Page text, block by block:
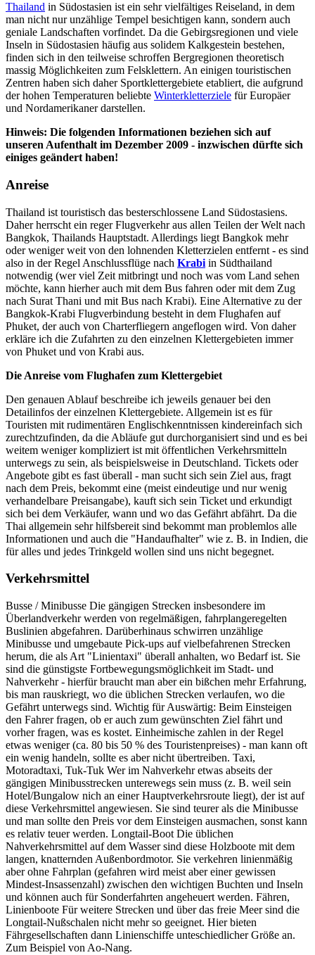
Thailand in Südostasien ist ein sehr vielfältiges Reiseland, in dem
man nicht nur unzählige Tempel besichtigen kann, sondern auch
geniale Landschaften vorfindet. Da die Gebirgsregionen und viele
Inseln in Südostasien häufig aus solidem Kalkgestein bestehen,
finden sich in den teilweise schroffen Bergregionen theoretisch
massig Möglichkeiten zum Felsklettern. An einigen touristischen
Zentren haben sich daher Sportklettergebiete etabliert, die aufgrund
der hohen Temperaturen beliebte Winterkletterziele für Europäer
und Nordamerikaner darstellen.
Hinweis: Die folgenden Informationen beziehen sich auf
unseren Aufenthalt im Dezember 2009 - inzwischen dürfte sich
einiges geändert haben!
Anreise
Thailand ist touristisch das besterschlossene Land Südostasiens.
Daher herrscht ein reger Flugverkehr aus allen Teilen der Welt nach
Bangkok, Thailands Hauptstadt. Allerdings liegt Bangkok mehr
oder weniger weit von den lohnenden Kletterzielen entfernt - es sind
also in der Regel Anschlussflüge nach Krabi in Südthailand
notwendig (wer viel Zeit mitbringt und noch was vom Land sehen
möchte, kann hierher auch mit dem Bus fahren oder mit dem Zug
nach Surat Thani und mit Bus nach Krabi). Eine Alternative zu der
Bangkok-Krabi Flugverbindung besteht in dem Flughafen auf
Phuket, der auch von Charterfliegern angeflogen wird. Von daher
erkläre ich die Zufahrten zu den einzelnen Klettergebieten immer
von Phuket und von Krabi aus.
Die Anreise vom Flughafen zum Klettergebiet
Den genauen Ablauf beschreibe ich jeweils genauer bei den
Detailinfos der einzelnen Klettergebiete. Allgemein ist es für
Touristen mit rudimentären Englischkenntnissen kindereinfach sich
zurechtzufinden, da die Abläufe gut durchorganisiert sind und es bei
weitem weniger kompliziert ist mit öffentlichen Verkehrsmitteln
unterwegs zu sein, als beispielsweise in Deutschland. Tickets oder
Angebote gibt es fast überall - man sucht sich sein Ziel aus, fragt
nach dem Preis, bekommt eine (meist eindeutige und nur wenig
verhandelbare Preisangabe), kauft sich sein Ticket und erkundigt
sich bei dem Verkäufer, wann und wo das Gefährt abfährt. Da die
Thai allgemein sehr hilfsbereit sind bekommt man problemlos alle
Informationen und auch die "Handaufhalter" wie z. B. in Indien, die
für alles und jedes Trinkgeld wollen sind uns nicht begegnet.
Verkehrsmittel
Busse / Minibusse Die gängigen Strecken insbesondere im
Überlandverkehr werden von regelmäßigen, fahrplangeregelten
Buslinien abgefahren. Darüberhinaus schwirren unzählige
Minibusse und umgebaute Pick-ups auf vielbefahrenen Strecken
herum, die als Art "Linientaxi" überall anhalten, wo Bedarf ist. Sie
sind die günstigste Fortbewegungsmöglichkeit im Stadt- und
Nahverkehr - hierfür braucht man aber ein bißchen mehr Erfahrung,
bis man rauskriegt, wo die üblichen Strecken verlaufen, wo die
Gefährt unterwegs sind. Wichtig für Auswärtig: Beim Einsteigen
den Fahrer fragen, ob er auch zum gewünschten Ziel fährt und
vorher fragen, was es kostet. Einheimische zahlen in der Regel
etwas weniger (ca. 80 bis 50 % des Touristenpreises) - man kann oft
ein wenig handeln, sollte es aber nicht übertreiben. Taxi,
Motoradtaxi, Tuk-Tuk Wer im Nahverkehr etwas abseits der
gängigen Minibusstrecken unterewegs sein muss (z. B. weil sein
Hotel/Bungalow nich an einer Hauptverkehrsroute liegt), der ist auf
diese Verkehrsmittel angewiesen. Sie sind teurer als die Minibusse
und man sollte den Preis vor dem Einsteigen ausmachen, sonst kann
es relativ teuer werden. Longtail-Boot Die üblichen
Nahverkehrsmittel auf dem Wasser sind diese Holzboote mit dem
langen, knatternden Außenbordmotor. Sie verkehren linienmäßig
aber ohne Fahrplan (gefahren wird meist aber einer gewissen
Mindest-Insassenzahl) zwischen den wichtigen Buchten und Inseln
und können auch für Sonderfahrten angeheuert werden. Fähren,
Linienboote Für weitere Strecken und über das freie Meer sind die
Longtail-Nußschalen nicht mehr so geeignet. Hier bieten
Fährgesellschaften dann Linienschiffe unteschiedlicher Größe an.
Zum Beispiel von Ao-Nang.